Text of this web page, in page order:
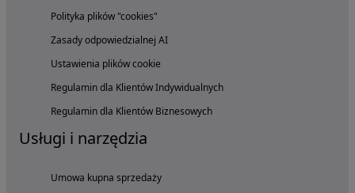
Polityka plików "cookies"
Zasady odpowiedzialnej AI
Ustawienia plików cookie
Regulamin dla Klientów Indywidualnych
Regulamin dla Klientów Biznesowych
Usługi i narzędzia
Umowa kupna sprzedaży